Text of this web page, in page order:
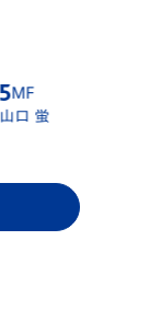
6DF
江川 湧清